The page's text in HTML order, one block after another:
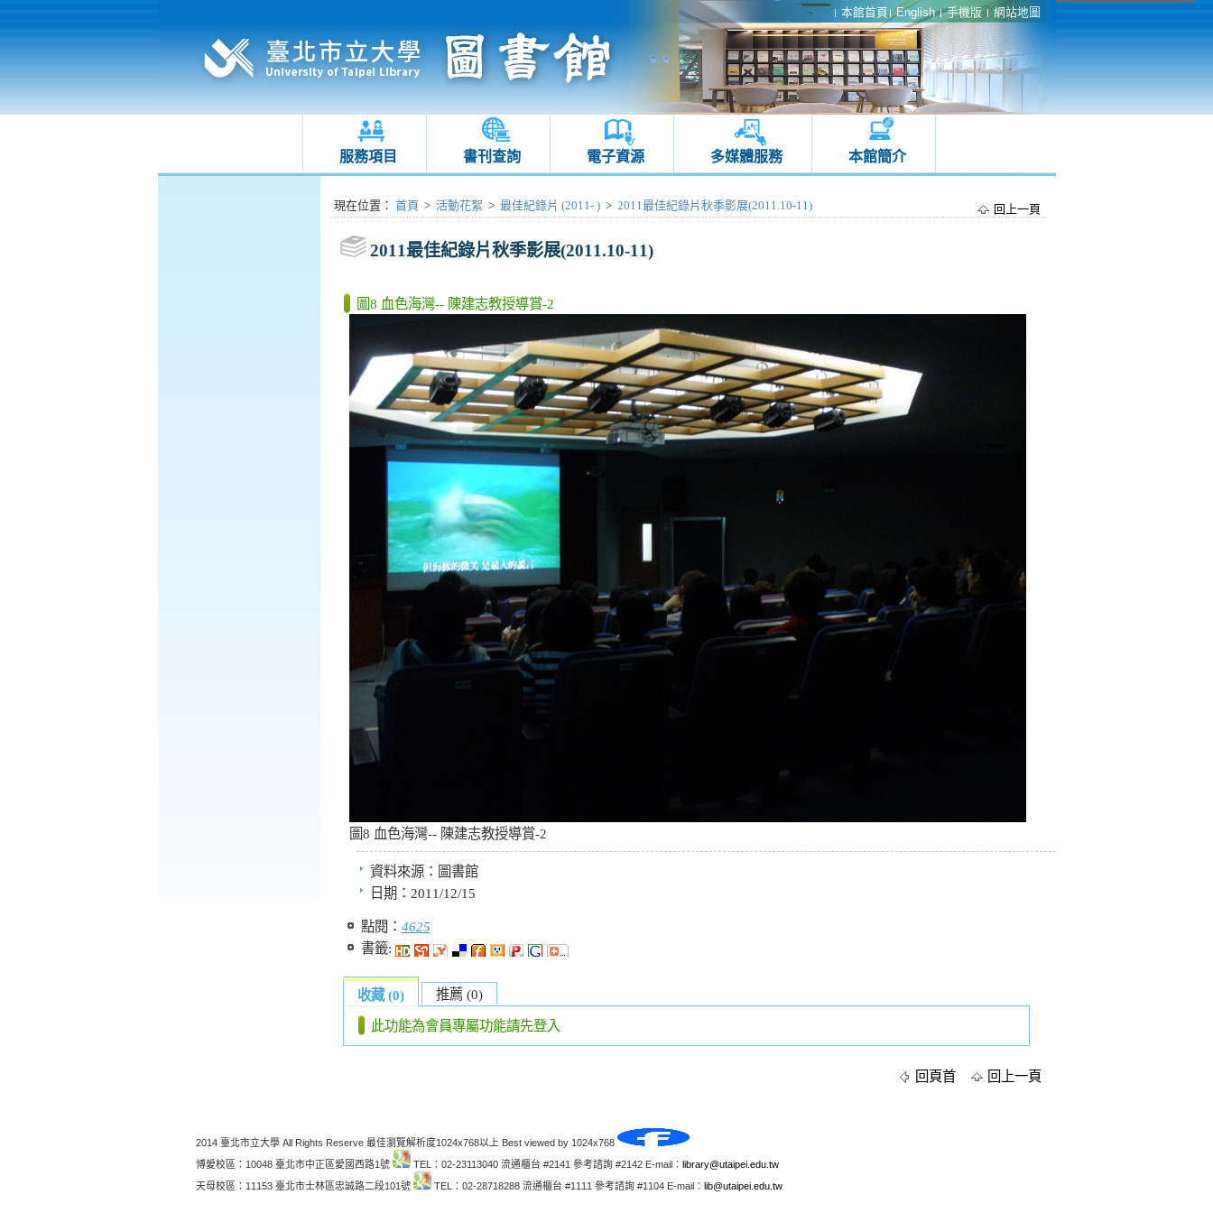
本館首頁 English 手機版 網站地圖
服務項目 書刊查詢 電子資源 多媒體服務 本館簡介
:::
:::現在位置 ： 首頁 > 活動花絮 > 最佳紀錄片 (2011- ) > 2011最佳紀錄片秋季影展(2011.10-11) 回上一頁
2011最佳紀錄片秋季影展(2011.10-11)
圖8 血色海灣-- 陳建志教授導賞-2
圖8 血色海灣-- 陳建志教授導賞-2
資料來源： 圖書館
日期： 2011/12/15
點閱： 4625
書籤:
收藏 (0) 推薦 (0)
此功能為會員專屬功能請先登入
回頁首 回上一頁
2014 臺北市立大學 All Rights Reserve 最佳瀏覽解析度1024x768以上 Best viewed by 1024x768
博愛校區：10048 臺北市中正區愛國西路1號
TEL：02-23113040 流通櫃台 #2141 參考諮詢 #2142 E-mail： library@utaipei.edu.tw
天母校區：11153 臺北市士林區忠誠路二段101號
TEL：02-28718288 流通櫃台 #1111 參考諮詢 #1104 E-mail： lib@utaipei.edu.tw